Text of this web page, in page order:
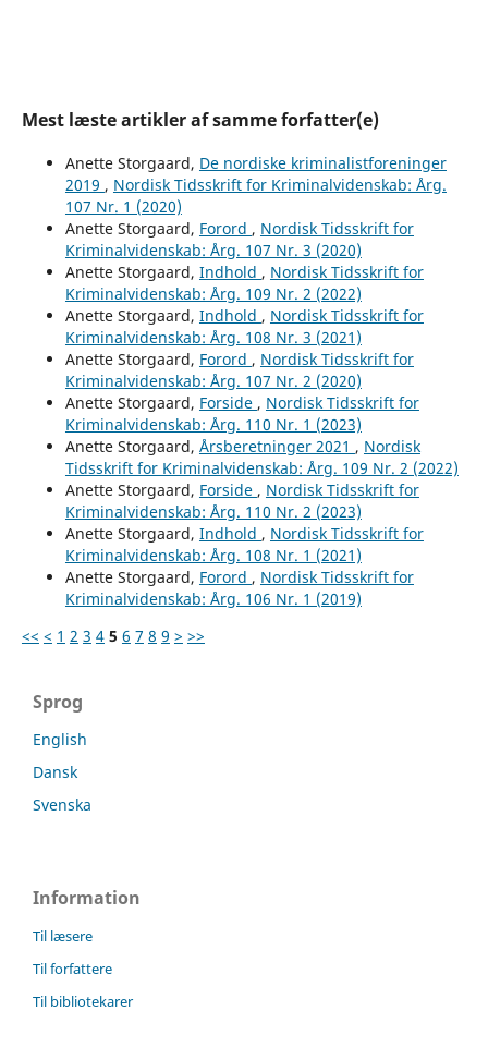
Mest læste artikler af samme forfatter(e)
Anette Storgaard, De nordiske kriminalistforeninger
2019 , Nordisk Tidsskrift for Kriminalvidenskab: Årg.
107 Nr. 1 (2020)
Anette Storgaard, Forord , Nordisk Tidsskrift for
Kriminalvidenskab: Årg. 107 Nr. 3 (2020)
Anette Storgaard, Indhold , Nordisk Tidsskrift for
Kriminalvidenskab: Årg. 109 Nr. 2 (2022)
Anette Storgaard, Indhold , Nordisk Tidsskrift for
Kriminalvidenskab: Årg. 108 Nr. 3 (2021)
Anette Storgaard, Forord , Nordisk Tidsskrift for
Kriminalvidenskab: Årg. 107 Nr. 2 (2020)
Anette Storgaard, Forside , Nordisk Tidsskrift for
Kriminalvidenskab: Årg. 110 Nr. 1 (2023)
Anette Storgaard, Årsberetninger 2021 , Nordisk
Tidsskrift for Kriminalvidenskab: Årg. 109 Nr. 2 (2022)
Anette Storgaard, Forside , Nordisk Tidsskrift for
Kriminalvidenskab: Årg. 110 Nr. 2 (2023)
Anette Storgaard, Indhold , Nordisk Tidsskrift for
Kriminalvidenskab: Årg. 108 Nr. 1 (2021)
Anette Storgaard, Forord , Nordisk Tidsskrift for
Kriminalvidenskab: Årg. 106 Nr. 1 (2019)
<< < 1 2 3 4 5 6 7 8 9 > >>
Sprog
English
Dansk
Svenska
Information
Til læsere
Til forfattere
Til bibliotekarer